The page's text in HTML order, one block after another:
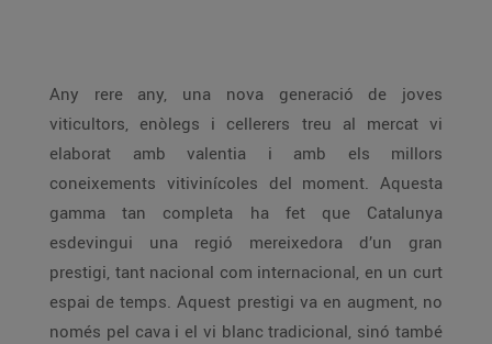
Any rere any, una nova generació de joves
viticultors, enòlegs i cellerers treu al mercat vi
elaborat amb valentia i amb els millors
coneixements vitivinícoles del moment. Aquesta
gamma tan completa ha fet que Catalunya
esdevingui una regió mereixedora d’un gran
prestigi, tant nacional com internacional, en un curt
espai de temps. Aquest prestigi va en augment, no
només pel cava i el vi blanc tradicional, sinó també